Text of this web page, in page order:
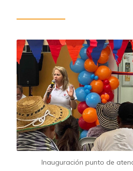
Inauguración punto de